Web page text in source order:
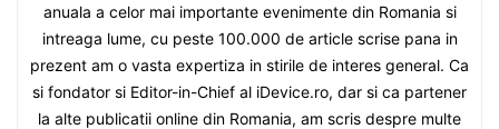
anuala a celor mai importante evenimente din Romania si
intreaga lume, cu peste 100.000 de article scrise pana in
prezent am o vasta expertiza in stirile de interes general. Ca
si fondator si Editor-in-Chief al iDevice.ro, dar si ca partener
la alte publicatii online din Romania, am scris despre multe